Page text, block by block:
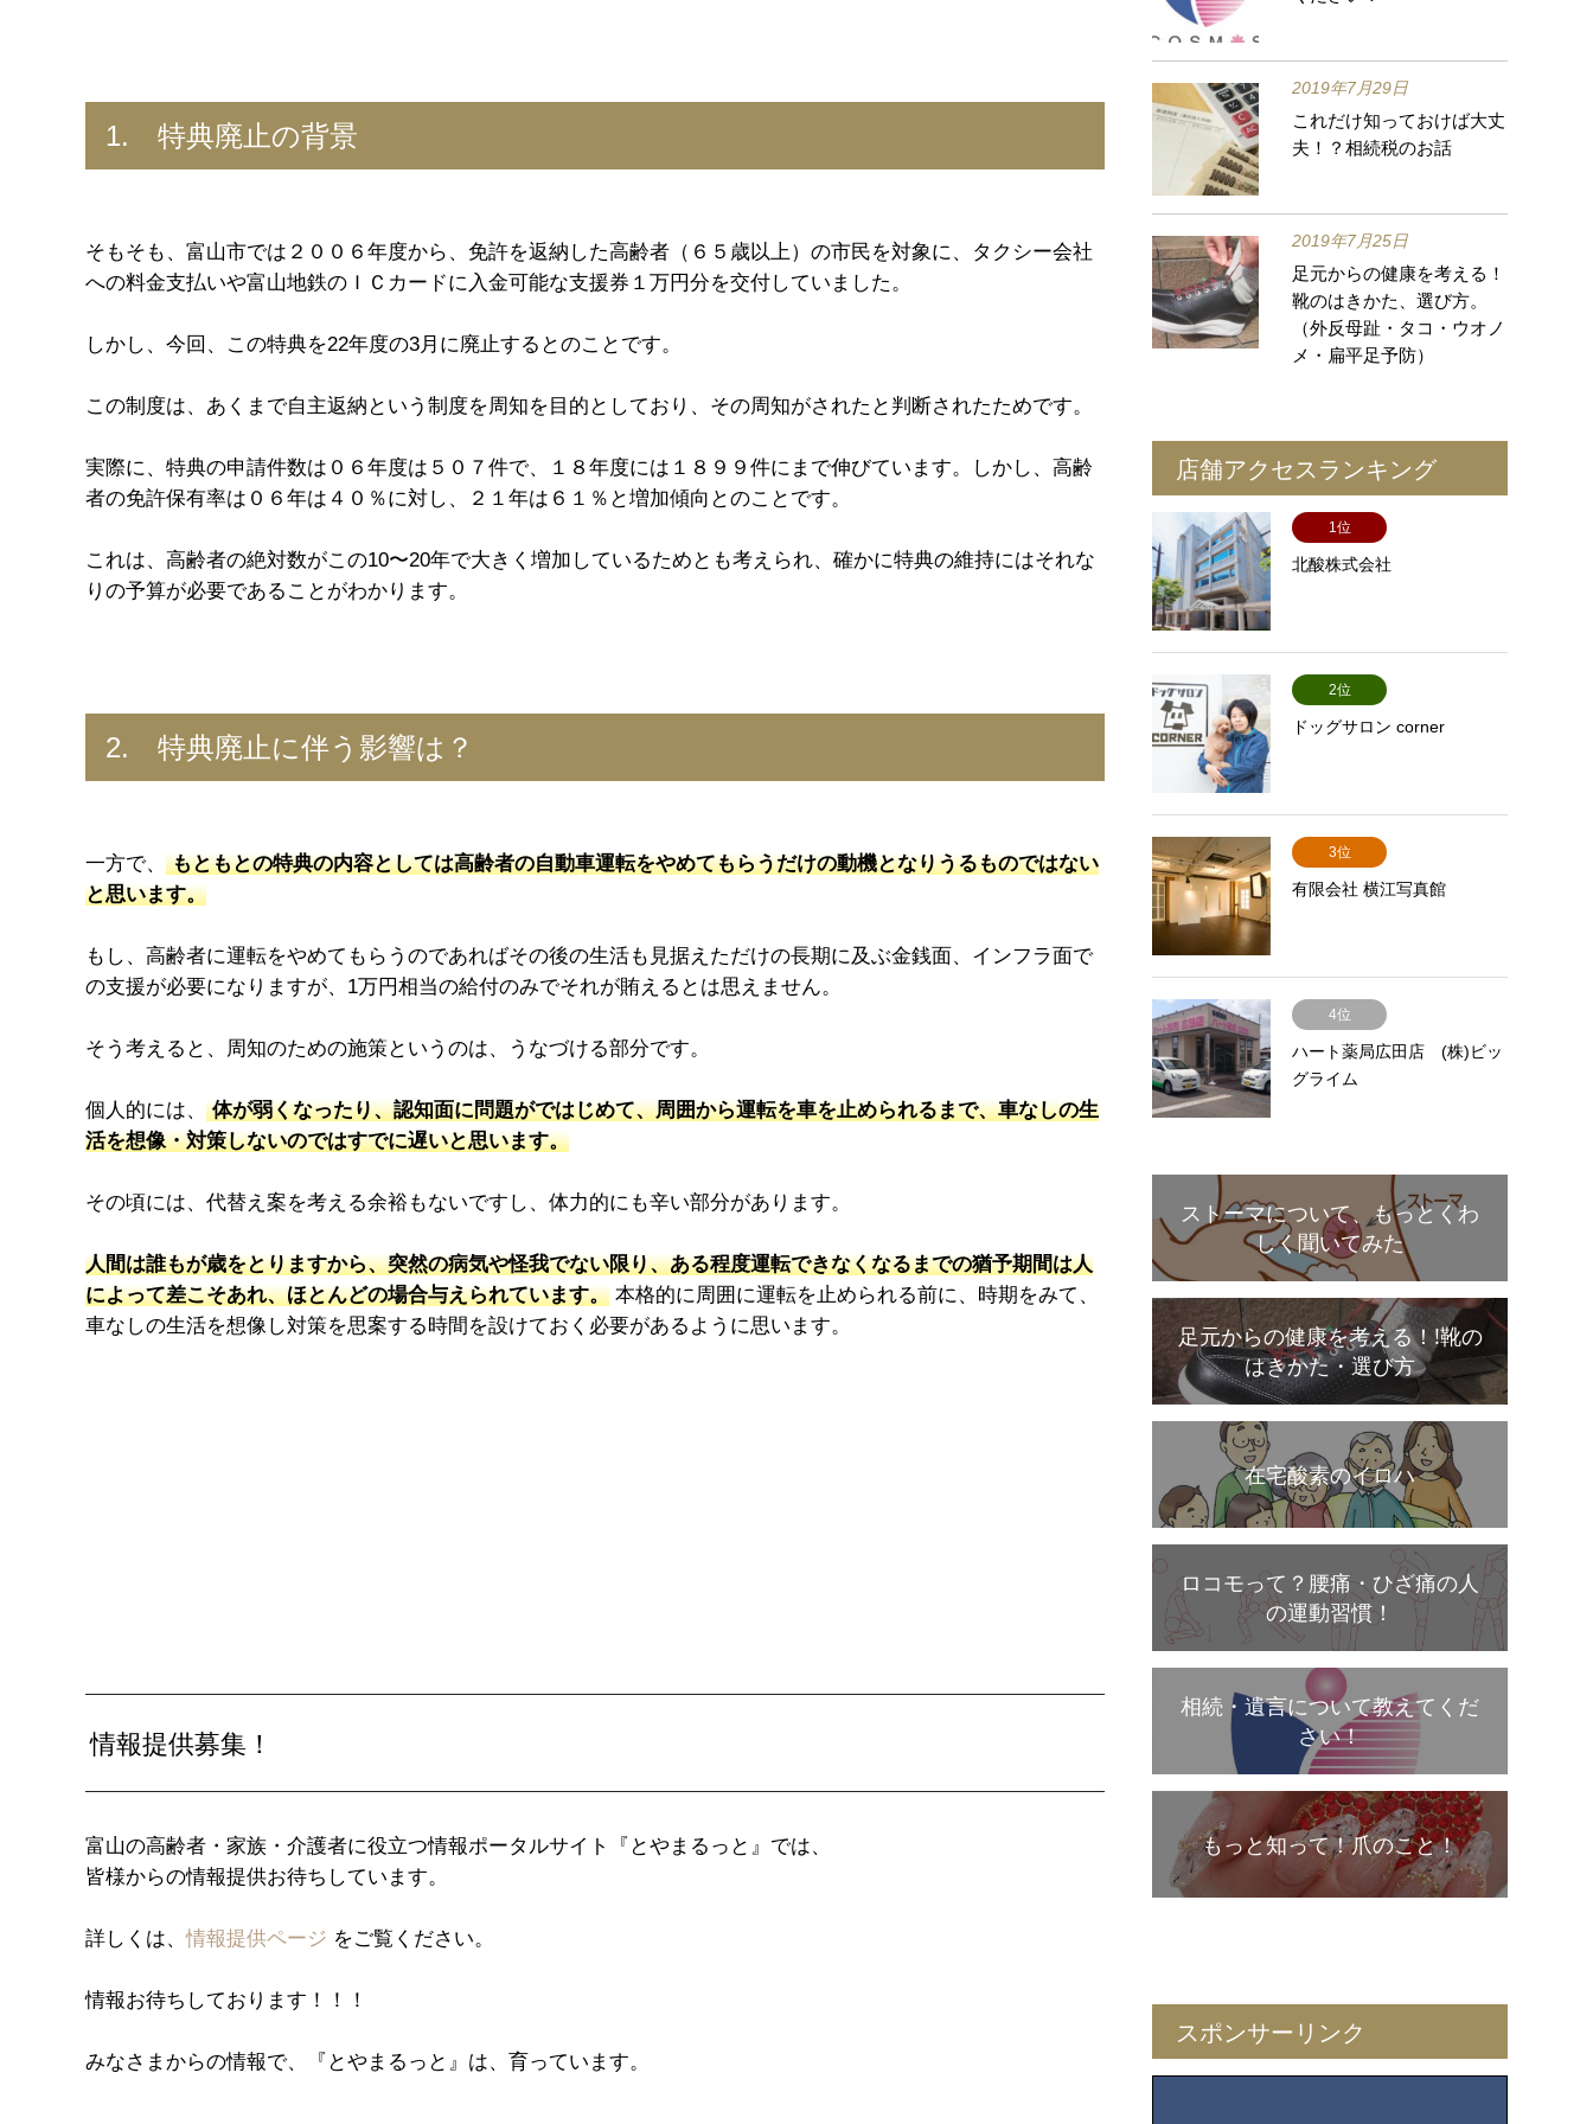
1. 特典廃止の背景
そもそも、富山市では２００６年度から、免許を返納した高齢者（６５歳以上）の市民を対象に、タクシー会社
への料金支払いや富山地鉄のＩＣカードに入金可能な支援券１万円分を交付していました。
しかし、今回、この特典を22年度の3月に廃止するとのことです。
この制度は、あくまで自主返納という制度を周知を目的としており、その周知がされたと判断されたためです。
実際に、特典の申請件数は０６年度は５０７件で、１８年度には１８９９件にまで伸びています。しかし、高齢
者の免許保有率は０６年は４０％に対し、２１年は６１％と増加傾向とのことです。
これは、高齢者の絶対数がこの10〜20年で大きく増加しているためとも考えられ、確かに特典の維持にはそれな
りの予算が必要であることがわかります。
2. 特典廃止に伴う影響は？
一方で、 もともとの特典の内容としては高齢者の自動車運転をやめてもらうだけの動機となりうるものではない
と思います。
もし、高齢者に運転をやめてもらうのであればその後の生活も見据えただけの長期に及ぶ金銭面、インフラ面で
の支援が必要になりますが、1万円相当の給付のみでそれが賄えるとは思えません。
そう考えると、周知のための施策というのは、うなづける部分です。
個人的には、 体が弱くなったり、認知面に問題がではじめて、周囲から運転を車を止められるまで、車なしの生
活を想像・対策しないのではすでに遅いと思います。
その頃には、代替え案を考える余裕もないですし、体力的にも辛い部分があります。
人間は誰もが歳をとりますから、突然の病気や怪我でない限り、ある程度運転できなくなるまでの猶予期間は人
によって差こそあれ、ほとんどの場合与えられています。 本格的に周囲に運転を止められる前に、時期をみて、
車なしの生活を想像し対策を思案する時間を設けておく必要があるように思います。
情報提供募集！
富山の高齢者・家族・介護者に役立つ情報ポータルサイト『とやまるっと』では、
皆様からの情報提供お待ちしています。
詳しくは、情報提供ページ をご覧ください。
情報お待ちしております！！！
みなさまからの情報で、『とやまるっと』は、育っています。
2019年7月29日
これだけ知っておけば大丈
夫！？相続税のお話
2019年7月25日
足元からの健康を考える！
靴のはきかた、選び方。
（外反母趾・タコ・ウオノ
メ・扁平足予防）
店舗アクセスランキング
1位
北酸株式会社
2位
ドッグサロン corner
3位
有限会社 横江写真館
4位
ハート薬局広田店 (株)ビッ
グライム
ストーマについて、もっとくわ
しく聞いてみた
足元からの健康を考える！!靴の
はきかた・選び方
在宅酸素のイロハ
ロコモって？腰痛・ひざ痛の人
の運動習慣！
相続・遺言について教えてくだ
さい！
もっと知って！爪のこと！
スポンサーリンク